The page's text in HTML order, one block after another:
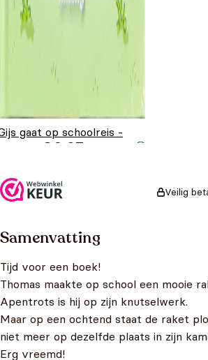
gaat op schoolreis -
€ 6,95
Veilig
Samenvatting
Tijd voor een boek!
Thomas maakte op school een mooie
Apentrots is hij op zijn knutselwerk.
Maar op een ochtend staat de raket
niet meer op dezelfde plaats in zijn
Erg vreemd!